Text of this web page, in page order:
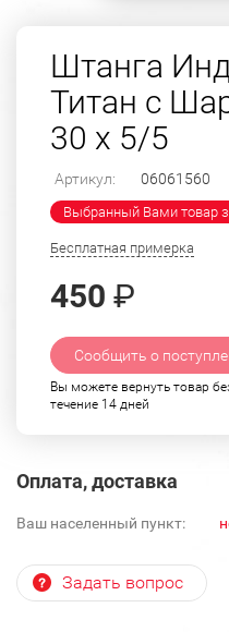
Штанга
Титан с
30 х 5/5
Артикул: 06061560
Выбранный Вами товар
Бесплатная примерка
450 ₽
Сообщить о
Вы можете вернуть товар
течение 14 дней
Оплата, доставка
Ваш населенный пункт:
Задать вопрос